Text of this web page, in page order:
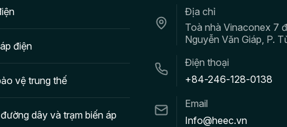
điện
vệ trung thế
dây và trạm biến áp
Địa chỉ
Toà nhà Vinaconex 7
Nguyễn Văn Giáp, P.
Điện thoại
+84-246-128-0138
Email
Info@heec.vn